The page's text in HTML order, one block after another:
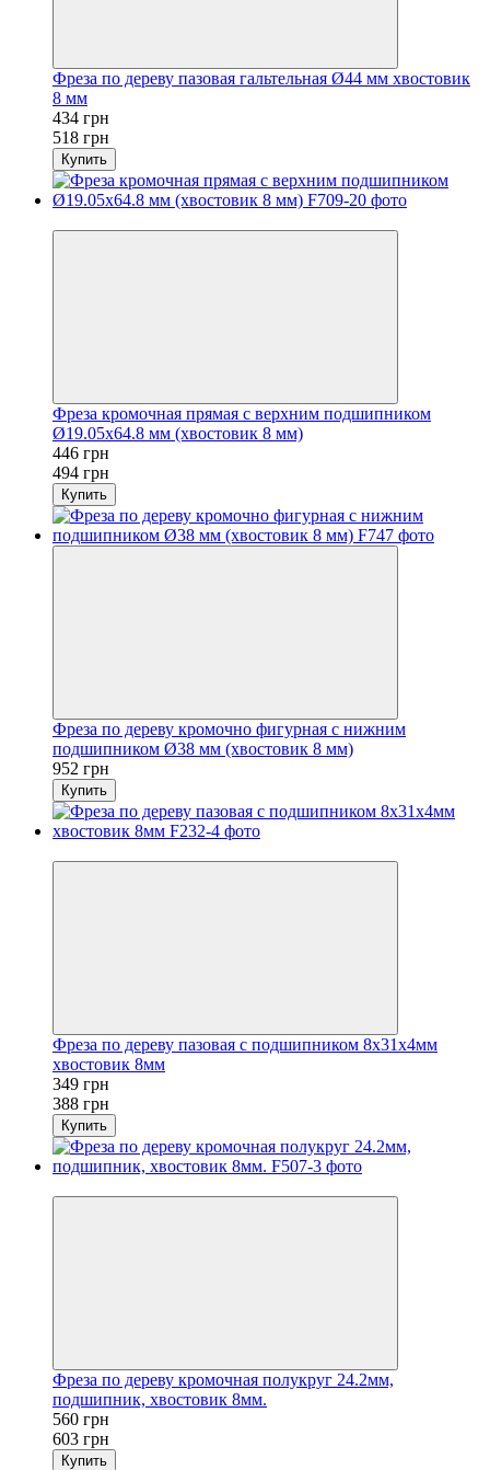
Фреза по дереву пазовая гальтельная Ø44 мм хвостовик
8 мм
434 грн
518 грн
Купить
Фреза кромочная прямая с верхним подшипником
Ø19.05х64.8 мм (хвостовик 8 мм)
446 грн
494 грн
Купить
Фреза по дереву кромочно фигурная с нижним
подшипником Ø38 мм (хвостовик 8 мм)
952 грн
Купить
Фреза по дереву пазовая с подшипником 8x31x4мм
хвостовик 8мм
349 грн
388 грн
Купить
Фреза по дереву кромочная полукруг 24.2мм,
подшипник, хвостовик 8мм.
560 грн
603 грн
Купить